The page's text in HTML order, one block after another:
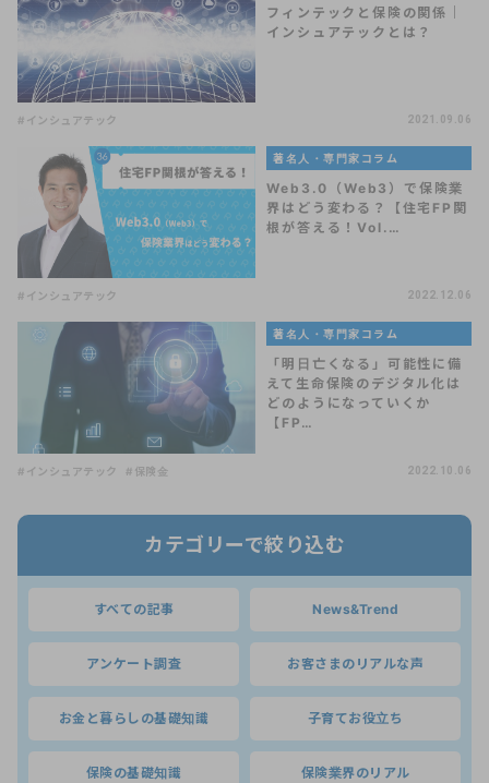
フィンテックと保険の関係｜
インシュアテックとは？
#インシュアテック 2021.09.06
著名人・専門家コラム
Web3.0（Web3）で保険業
界はどう変わる？【住宅FP関
根が答える！Vol.…
#インシュアテック 2022.12.06
著名人・専門家コラム
「明日亡くなる」可能性に備
えて生命保険のデジタル化は
どのようになっていくか
【FP…
#インシュアテック #保険金 2022.10.06
カテゴリーで絞り込む
すべての記事 News&Trend
アンケート調査 お客さまのリアルな声
お金と暮らしの基礎知識 子育てお役立ち
保険の基礎知識 保険業界のリアル